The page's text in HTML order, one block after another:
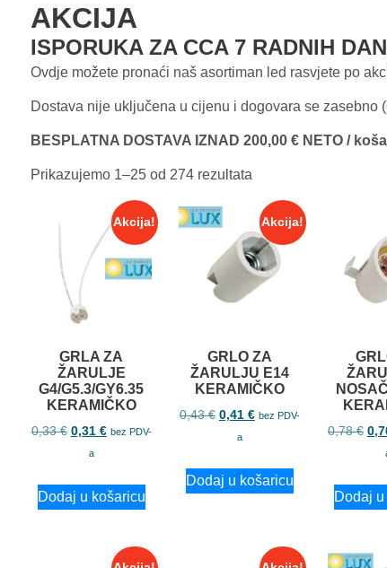
AKCIJA
ISPORUKA ZA CCA 7 RADNIH
Ovdje možete pronaći naš asortiman led rasvjete po
Dostava nije uključena u cijenu i dogovara se zasebno
BESPLATNA DOSTAVA IZNAD 200,00 € NETO /
Prikazujemo 1–25 od 274 rezultata
Akcija!
GRLA ZA
ŽARULJE
G4/G5.3/GY6.35
KERAMIČKO
0,33€ 0,31 € bez PDV-
a
Dodaj u košaricu
Akcija!
GRLO ZA
ŽARULJU E14
KERAMIČKO
0,43€ 0,41 € bez PDV-
a
Dodaj u košaricu
0,78€
Dodaj